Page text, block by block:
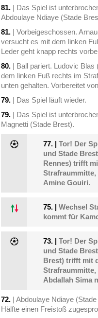
81. | Das Spiel ist
Abdoulaye Ndiaye (Stade
81. | Vorbeigeschossen.
versucht es mit dem linken
Leder geht knapp rechts
80. | Ball pariert. Ludovic
dem linken Fuß rechts im
unten gehalten. Vorbereitet
79. | Das Spiel läuft wieder.
79. | Das Spiel ist
Magnetti (Stade Brest).
77. |Tor! Der
und Stade
Rennes) trifft
Amine Gouiri.
75. |Wechsel
kommt für
73. |Tor! Der
und Stade
Brest) trifft mit
Abdallah Sima
72. | Abdoulaye Ndiaye
Hälfte einen Freistoß